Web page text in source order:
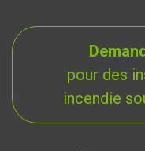
pour des
incendie